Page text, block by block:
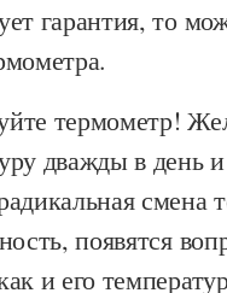
гарантия, то
термометр!
дважды в день
смена
появятся
и его